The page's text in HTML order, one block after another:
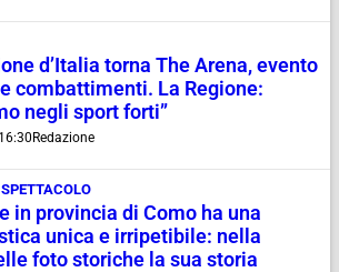
d’Italia torna The Arena, evento
combattimenti. La Regione:
negli sport forti”
Redazione
in provincia di Como ha una
unica e irripetibile: nella
foto storiche la sua storia